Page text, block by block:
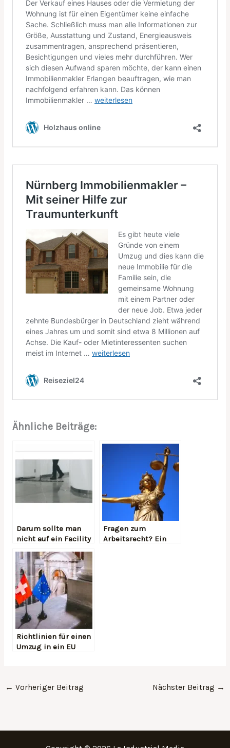
Ähnliche Beiträge:
Darum sollte man
nicht auf ein Facility
München verzichten
Fragen zum
Arbeitsrecht? Ein
Richtlinien für einen
Umzug in ein EU
← Vorheriger Beitrag Nächster Beitrag →